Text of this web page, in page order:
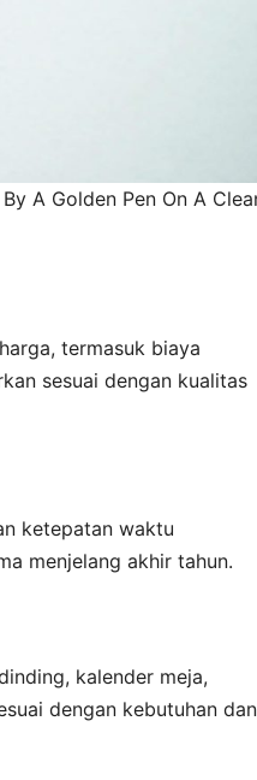
A Golden Pen On A
termasuk biaya
sesuai dengan kualitas
ketepatan waktu
menjelang akhir tahun.
kalender meja,
dengan kebutuhan dan